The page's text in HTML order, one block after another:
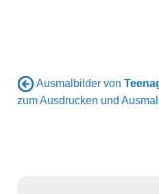
Ausmalbilder von
zum Ausdrucken und